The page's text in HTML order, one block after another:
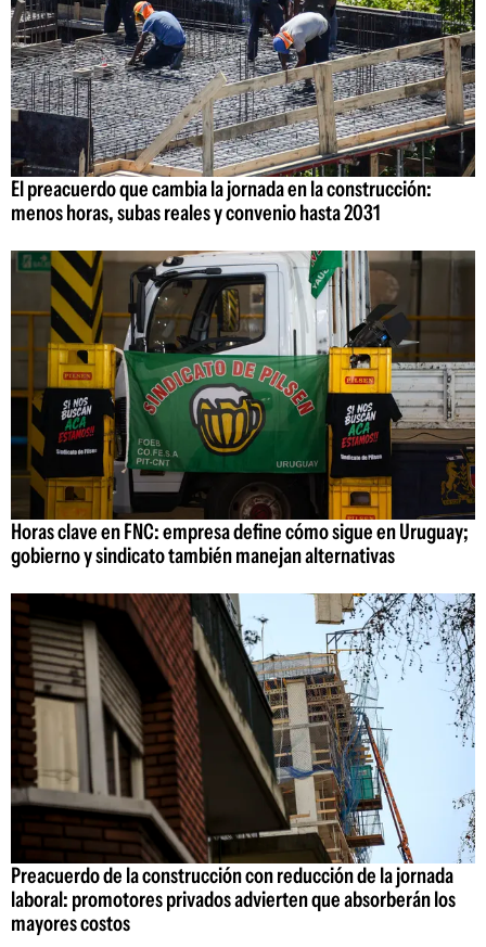
El preacuerdo que cambia la jornada en la construcción:
menos horas, subas reales y convenio hasta 2031
Horas clave en FNC: empresa define cómo sigue en Uruguay;
gobierno y sindicato también manejan alternativas
Preacuerdo de la construcción con reducción de la jornada
laboral: promotores privados advierten que absorberán los
mayores costos